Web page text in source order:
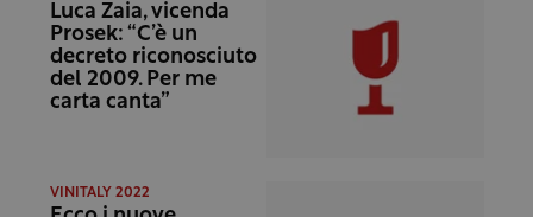
Luca Zaia, vicenda
Prosek: “C’è un
decreto riconosciuto
del 2009. Per me
carta canta”
VINITALY 2022